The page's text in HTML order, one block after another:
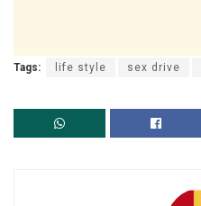
Tags: life style sex drive